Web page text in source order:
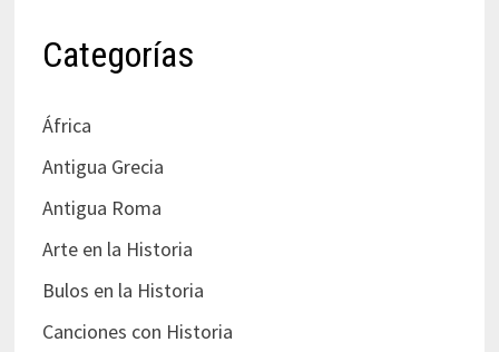
Categorías
África
Antigua Grecia
Antigua Roma
Arte en la Historia
Bulos en la Historia
Canciones con Historia